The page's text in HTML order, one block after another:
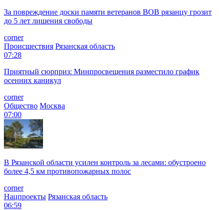
За повреждение доски памяти ветеранов ВОВ рязанцу грозит
до 5 лет лишения свободы
corner
Происшествия Рязанская область
07:28
Приятный сюрприз: Минпросвещения разместило график
осенних каникул
corner
Общество Москва
07:00
В Рязанской области усилен контроль за лесами: обустроено
более 4,5 км противопожарных полос
corner
Нацпроекты Рязанская область
06:59